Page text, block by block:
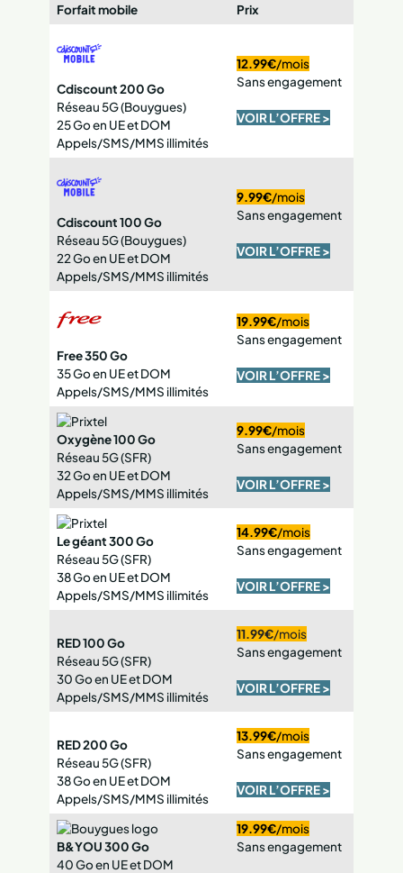
Forfait mobile Prix
Cdiscount 200 Go
Réseau 5G (Bouygues)
25 Go en UE et DOM
Appels/SMS/MMS illimités
12.99€/mois
Sans engagement
VOIR L’OFFRE >
Cdiscount 100 Go
Réseau 5G (Bouygues)
22 Go en UE et DOM
Appels/SMS/MMS illimités
9.99€/mois
Sans engagement
VOIR L’OFFRE >
Free 350 Go
35 Go en UE et DOM
Appels/SMS/MMS illimités
19.99€/mois
Sans engagement
VOIR L’OFFRE >
Oxygène 100 Go
Réseau 5G (SFR)
32 Go en UE et DOM
Appels/SMS/MMS illimités
9.99€/mois
Sans engagement
VOIR L’OFFRE >
Le géant 300 Go
Réseau 5G (SFR)
38 Go en UE et DOM
Appels/SMS/MMS illimités
14.99€/mois
Sans engagement
VOIR L’OFFRE >
RED 100 Go
Réseau 5G (SFR)
30 Go en UE et DOM
Appels/SMS/MMS illimités
11.99€/mois
Sans engagement
VOIR L’OFFRE >
RED 200 Go
Réseau 5G (SFR)
38 Go en UE et DOM
Appels/SMS/MMS illimités
13.99€/mois
Sans engagement
VOIR L’OFFRE >
B&YOU 300 Go
40 Go en UE et DOM
19.99€/mois
Sans engagement